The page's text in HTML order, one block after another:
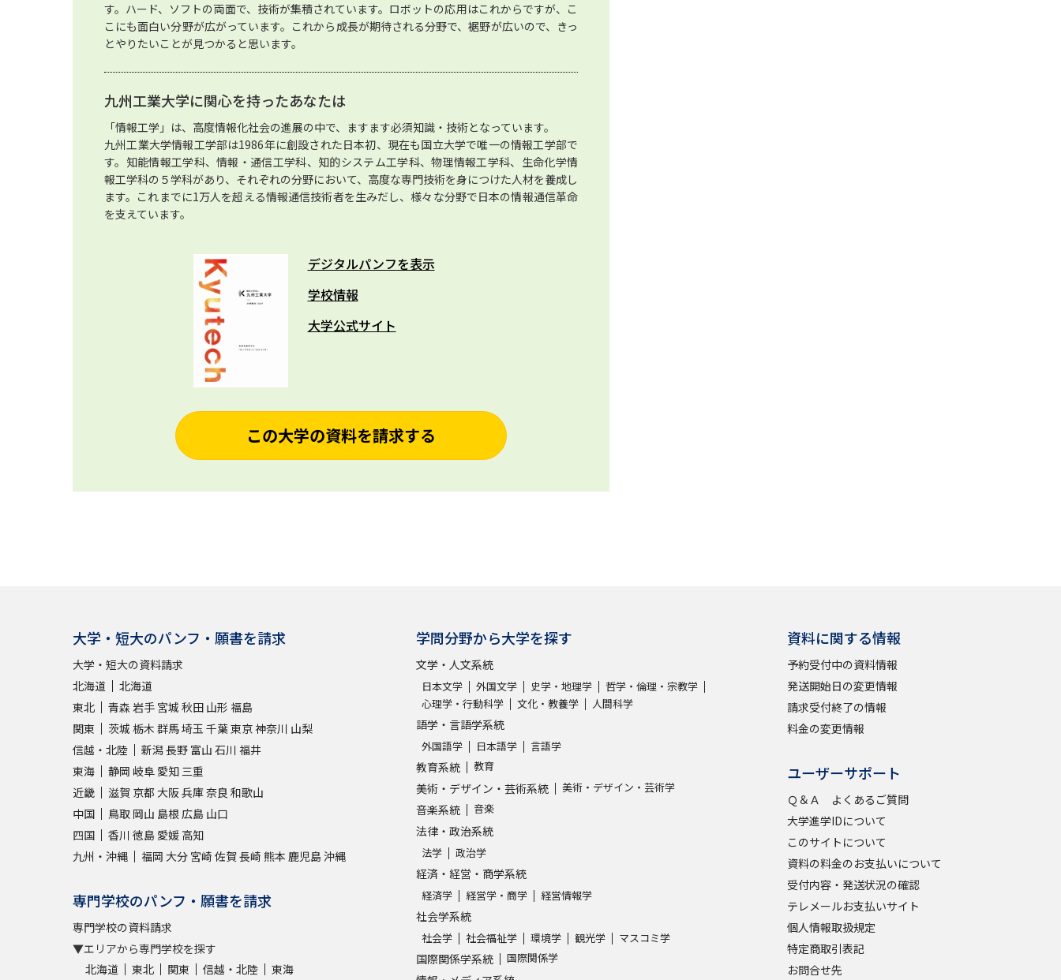
す。ハード、ソフトの両面で、技術が集積されています。ロボットの応用はこれからですが、こ
こにも面白い分野が広がっています。これから成長が期待される分野で、裾野が広いので、きっ
とやりたいことが見つかると思います。
九州工業大学に関心を持ったあなたは
「情報工学」は、高度情報化社会の進展の中で、ますます必須知識・技術となっています。
九州工業大学情報工学部は1986年に創設された日本初、現在も国立大学で唯一の情報工学部で
す。知能情報工学科、情報・通信工学科、知的システム工学科、物理情報工学科、生命化学情
報工学科の５学科があり、それぞれの分野において、高度な専門技術を身につけた人材を養成し
ます。これまでに1万人を超える情報通信技術者を生みだし、様々な分野で日本の情報通信革命
を支えています。
デジタルパンフを表示
学校情報
大学公式サイト
この大学の資料を請求する
大学・短大のパンフ・願書を請求
大学・短大の資料請求
北海道
北海道
東北
青森 岩手 宮城 秋田 山形 福島
関東
茨城 栃木 群馬埼玉 千葉東京神奈川 山梨
信越・北陸
新潟長野 富山 石川 福井
東海
静岡 岐阜 愛知 三重
近畿
滋賀 京都 大阪兵庫奈良 和歌山
中国
鳥取 岡山 島根 広島 山口
四国
香川 徳島 愛媛 高知
九州・沖縄
福岡 大分 宮崎 佐賀 長崎 熊本 鹿児島沖縄
専門学校のパンフ・願書を請求
専門学校の資料請求
▼エリアから専門学校を探す
北海道
東北 関東 信越・北陸 東海
学問分野から大学を探す
文学・人文系統
日本文学 外国文学 史学・地理学
哲学・倫理・宗教学
心理学・行動科学
文化・教養学 人間科学
語学・言語学系統
外国語学 日本語学 言語学
教育系統 教育
美術・デザイン・芸術系統 美術・デザイン・芸術学
音楽系統 音楽
法律・政治系統
法学 政治学
経済・経営・商学系統
経済学 経営学・商学 経営情報学
社会学系統
社会学 社会福祉学 環境学 観光学 マスコミ学
国際関係学系統 国際関係学
資料に関する情報
予約受付中の資料情報
発送開始日の変更情報
請求受付終了の情報
料金の変更情報
ユーザーサポート
Ｑ＆Ａ よくあるご質問
大学進学IDについて
このサイトについて
資料の料金のお支払いについて
受付内容・発送状況の確認
テレメールお支払いサイト
個人情報取扱規定
特定商取引表記
お問合せ先